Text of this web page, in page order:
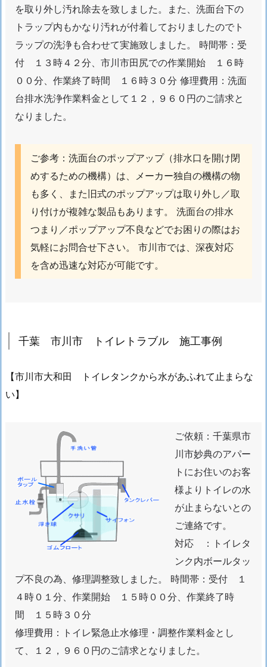
応
1.
1
0.
千
葉
県
市
新
田
口
か
ら
水
な
緊
依
頼
1.
葉
市
ト
イ
を取り外し汚れ除去を致しました。また、洗面台下の
トラップ内もかなり汚れが付着しておりましたのでト
ラップの洗浄も合わせて実施致しました。 時間帯：受
付 １３時４２分、市川市田尻での作業開始 １６時
００分、作業終了時間 １６時３０分 修理費用：洗面
台排水洗浄作業料金として１２，９６０円のご請求と
なりました。
ご参考：洗面台のポップアップ（排水口を開け閉
めするための機構）は、メーカー独自の機構の物
も多く、また旧式のポップアップは取り外し／取
り付けが複雑な製品もあります。 洗面台の排水
つまり／ポップアップ不良などでお困りの際はお
気軽にお問合せ下さい。 市川市では、深夜対応
を含め迅速な対応が可能です。
千葉 市川市 トイレトラブル 施工事例
【市川市大和田 トイレタンクから水があふれて止まらな
い】
ご依頼：千葉県市
川市妙典のアパー
トにお住いのお客
様よりトイレの水
が止まらないとの
ご連絡です。
対応 ：トイレタ
ンク内ボールタッ
プ不良の為、修理調整致しました。 時間帯：受付 １
４時０１分、作業開始 １５時００分、作業終了時
間 １５時３０分
修理費用：トイレ緊急止水修理・調整作業料金とし
て、１２，９６０円のご請求となりました。